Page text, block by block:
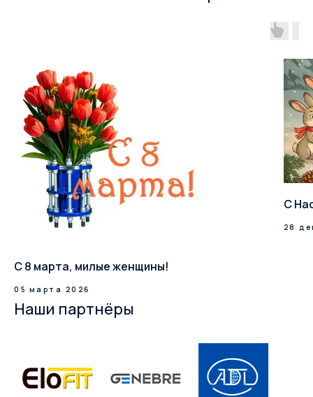
С 8 марта, милые женщины!
05 марта 2026
С
28
Наши партнёры